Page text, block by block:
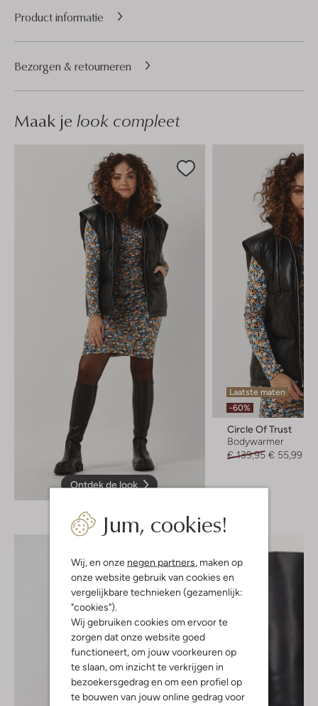
Jum, cookies!
Wij, en onze negen partners, maken op
onze website gebruik van cookies en
vergelijkbare technieken (gezamenlijk:
"cookies").
Wij gebruiken cookies om ervoor te
zorgen dat onze website goed
functioneert, om jouw voorkeuren op
te slaan, om inzicht te verkrijgen in
bezoekersgedrag en om een profiel op
te bouwen van jouw online gedrag voor
Product informatie
Bezorgen & retourneren
Maak je look compleet
Ontdek de look
Laatste maten
-60%
Circle Of Trust
Bodywarmer
€ 139,95 € 55,99